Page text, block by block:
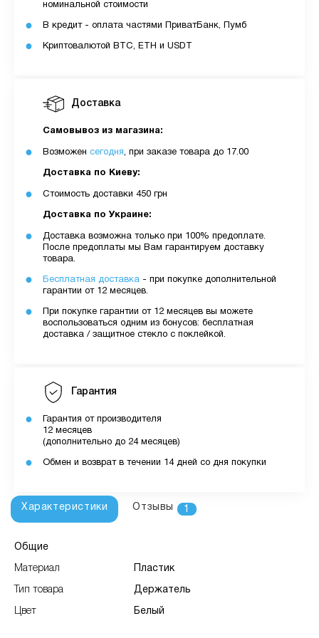
Доставка
Самовывоз из магазина:
Возможен сегодня, при заказе товара до 17.00
Доставка по Киеву:
Стоимость доставки 450 грн
Доставка по Украине:
Доставка возможна только при 100% предоплате.
После предоплаты мы Вам гарантируем доставку
товара.
Бесплатная доставка - при покупке дополнительной
гарантии от 12 месяцев.
При покупке гарантии от 12 месяцев вы можете
воспользоваться одним из бонусов: бесплатная
доставка / защитное стекло с поклейкой.
Гарантия
Гарантия от производителя
12 месяцев
(дополнительно до 24 месяцев)
Обмен и возврат в течении 14 дней со дня покупки
номинальной стоимости
В кредит - оплата частями ПриватБанк, Пумб
Криптовалютой BTC, ETH и USDT
Характеристики Отзывы 1
Общие
Материал Пластик
Тип товара Держатель
Цвет Белый